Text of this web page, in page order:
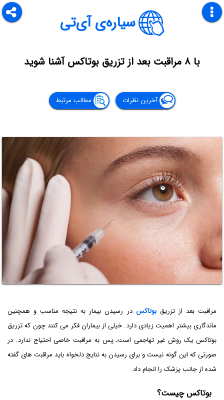
سیاره‌ی آی‌تی
با ۸ مراقبت بعد از تزریق بوتاکس آشنا شوید
آخرین نظرات مطالب مرتبط
مراقبت بعد از تزریقبوتاکس در رسیدن بیمار به نتیجه مناسب و همچنین
ماندگاری بیشتر اهمیت زیادی دارد. خیلی از بیماران فکر می کنند چون که تزریق
بوتاکس یک روش غیر تهاجمی است، پس به مراقبت خاصی احتیاج ندارد. در
صورتی که این گونه نیست و برای رسیدن به نتایج دلخواه باید مراقبت های گفته
شده از جانب پزشک را انجام داد.
بوتاکس چیست؟